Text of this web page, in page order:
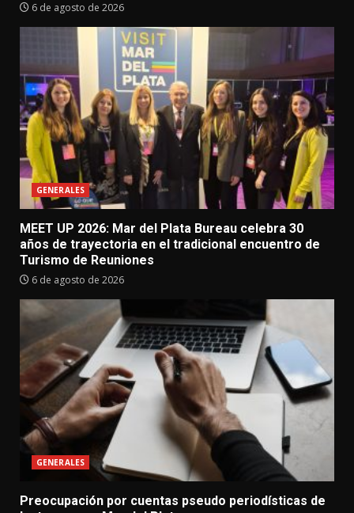
6 de agosto de 2026
GENERALES
MEET UP 2026: Mar del Plata Bureau celebra 30
años de trayectoria en el tradicional encuentro de
Turismo de Reuniones
6 de agosto de 2026
GENERALES
Preocupación por cuentas pseudo periodísticas de